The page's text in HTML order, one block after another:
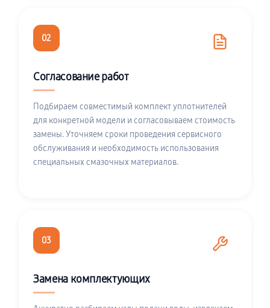
02
Согласование работ
Подбираем совместимый комплект уплотнителей
для конкретной модели и согласовываем стоимость
замены. Уточняем сроки проведения сервисного
обслуживания и необходимость использования
специальных смазочных материалов.
03
Замена комплектующих